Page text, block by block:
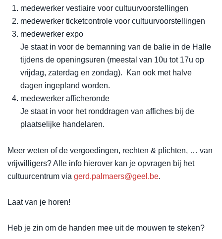
medewerker vestiaire voor cultuurvoorstellingen
medewerker ticketcontrole voor cultuurvoorstellingen
medewerker expo
Je staat in voor de bemanning van de balie in de Halle
tijdens de openingsuren (meestal van 10u tot 17u op
vrijdag, zaterdag en zondag). Kan ook met halve
dagen ingepland worden.
medewerker afficheronde
Je staat in voor het ronddragen van affiches bij de
plaatselijke handelaren.
Meer weten of de vergoedingen, rechten & plichten, … van
vrijwilligers? Alle info hierover kan je opvragen bij het
cultuurcentrum via gerd.palmaers@geel.be.
Laat van je horen!
Heb je zin om de handen mee uit de mouwen te steken?